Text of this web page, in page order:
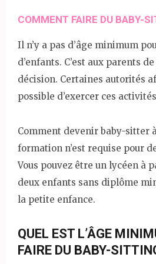
COMMENT FAIRE DU BABY-
Il n’y a pas d’âge minimum
d’enfants. C’est aux parents
décision. Certaines autorités
possible d’exercer ces
Comment devenir baby-sitter à
formation n’est requise pour
Vous pouvez être un lycéen à
deux enfants sans diplôme
la petite enfance.
QUEL EST L’ÂGE
FAIRE DU BABY-